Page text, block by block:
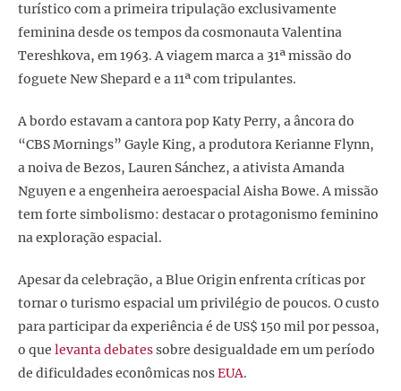
turístico com a primeira tripulação exclusivamente
feminina desde os tempos da cosmonauta Valentina
Tereshkova, em 1963. A viagem marca a 31ª missão do
foguete New Shepard e a 11ª com tripulantes.
A bordo estavam a cantora pop Katy Perry, a âncora do
“CBS Mornings” Gayle King, a produtora Kerianne Flynn,
a noiva de Bezos, Lauren Sánchez, a ativista Amanda
Nguyen e a engenheira aeroespacial Aisha Bowe. A missão
tem forte simbolismo: destacar o protagonismo feminino
na exploração espacial.
Apesar da celebração, a Blue Origin enfrenta críticas por
tornar o turismo espacial um privilégio de poucos. O custo
para participar da experiência é de US$ 150 mil por pessoa,
o que levanta debatessobre desigualdade em um período
de dificuldades econômicas nosEUA.